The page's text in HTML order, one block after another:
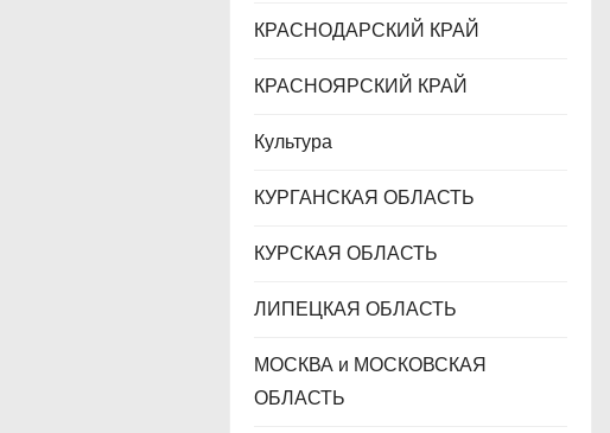
КРАСНОДАРСКИЙ КРАЙ
КРАСНОЯРСКИЙ КРАЙ
Культура
КУРГАНСКАЯ ОБЛАСТЬ
КУРСКАЯ ОБЛАСТЬ
ЛИПЕЦКАЯ ОБЛАСТЬ
МОСКВА и МОСКОВСКАЯ
ОБЛАСТЬ